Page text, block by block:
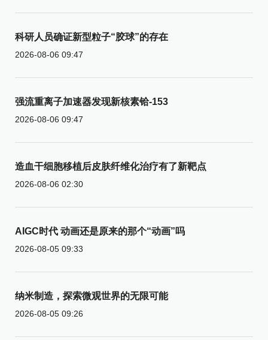
科研人员确证新型粒子“胶球”的存在
2026-08-06 09:47
强流重离子加速器发现新核素铪-153
2026-08-06 09:47
造血干细胞移植后皮肤纤维化治疗有了新靶点
2026-08-06 02:30
AIGC时代 动画还是原来的那个“动画”吗
2026-08-05 09:33
纳米制造，探索微观世界的无限可能
2026-08-05 09:26